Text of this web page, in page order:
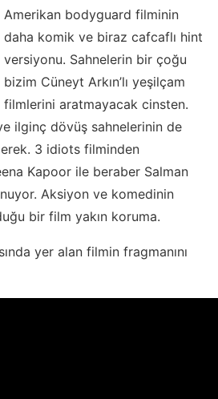
Amerikan bodyguard filminin
daha komik ve biraz cafcaflı hint
versiyonu. Sahnelerin bir çoğu
bizim Cüneyt Arkın’lı yeşilçam
filmlerini aratmayacak cinsten.
ilginç dövüş sahnelerinin de
3 idiots filminden
Kapoor ile beraber Salman
Aksiyon ve komedinin
bir film yakın koruma.
yer alan filmin fragmanını